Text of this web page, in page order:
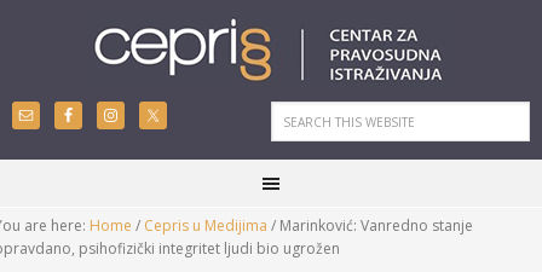
are here: Home / Cepris u Medijima / Marinković: Vanredno stanje
psihofizički integritet ljudi bio ugrožen